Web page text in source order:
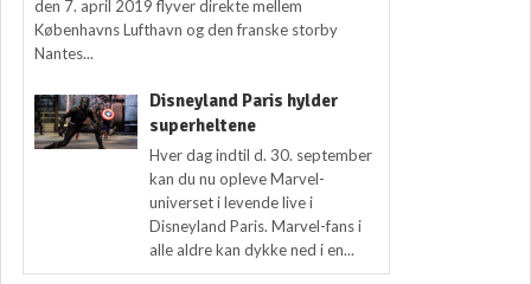
den 7. april 2019 flyver direkte mellem
Københavns Lufthavn og den franske storby
Nantes...
Disneyland Paris hylder
superheltene
Hver dag indtil d. 30. september
kan du nu opleve Marvel-
universet i levende live i
Disneyland Paris. Marvel-fans i
alle aldre kan dykke ned i en...